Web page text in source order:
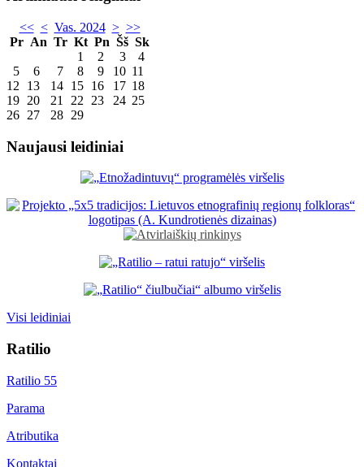
<< < Vas. 2024 > >>
Pr An Tr Kt Pn Šš Sk
1
2 3
4
5
6 7 8 9 10 11
12
13 14 15 16 17 18
19 20 21 22 23 24 25
26 27 28 29
Naujausi leidiniai
Visi leidiniai
Ratilio
Ratilio 55
Parama
Atributika
Kontaktai